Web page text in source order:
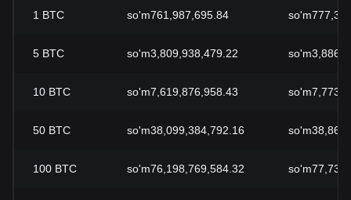
1 BTC so'm761,987,695.84
5 BTC so'm3,809,938,479.22
10 BTC so'm7,619,876,958.43
50 BTC so'm38,099,384,792.16
100 BTC so'm76,198,769,584.32